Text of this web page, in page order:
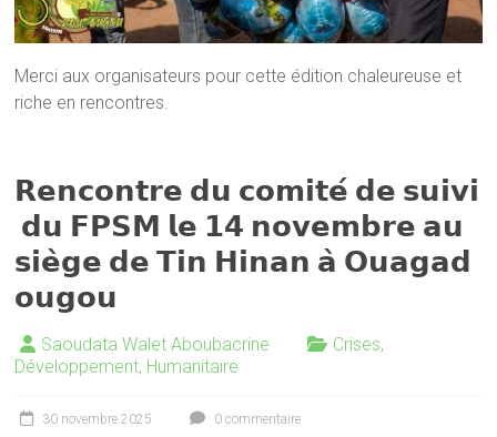
Merci aux organisateurs pour cette édition chaleureuse et
riche en rencontres.
𝗥𝗲𝗻𝗰𝗼𝗻𝘁𝗿𝗲 𝗱𝘂 𝗰𝗼𝗺𝗶𝘁𝗲́ 𝗱𝗲 𝘀𝘂𝗶𝘃𝗶
𝗱𝘂 𝗙𝗣𝗦𝗠 𝗹𝗲 𝟭𝟰 𝗻𝗼𝘃𝗲𝗺𝗯𝗿𝗲 𝗮𝘂
𝘀𝗶𝗲̀𝗴𝗲 𝗱𝗲 𝗧𝗶𝗻 𝗛𝗶𝗻𝗮𝗻 𝗮̀ 𝗢𝘂𝗮𝗴𝗮𝗱
𝗼𝘂𝗴𝗼𝘂
Saoudata Walet Aboubacrine Crises,
Développement, Humanitaire
30 novembre 2025 0 commentaire